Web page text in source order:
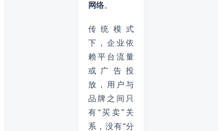
网络。
传统模式
下，企业依
赖平台流量
或广告投
放，用户与
品牌之间只
有“买卖”关
系，没有“分